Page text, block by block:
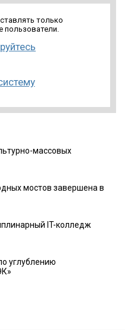
только
пользователи.
массовых
мостов завершена в
IT-колледж
углублению